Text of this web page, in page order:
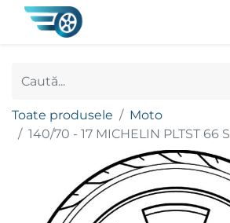
Toate produsele
Moto
140/70 - 17 MICHELIN PLTST 66 S